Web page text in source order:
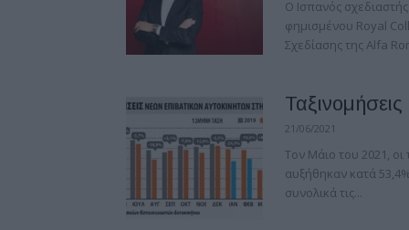
Ο Ισπανός
φημισμένου Royal
Σχεδίασης της Alfa
21/06/2021
Τον Μάιο του 2021,
αυξήθηκαν κατά
συνολικά τις...